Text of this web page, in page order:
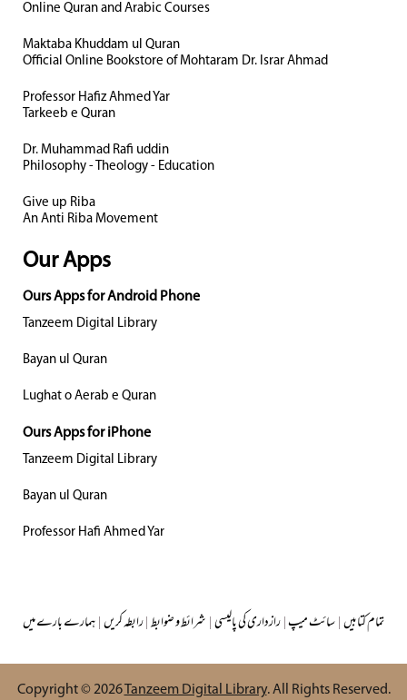
Online Quran and Arabic Courses
Maktaba Khuddam ul Quran
Official Online Bookstore of Mohtaram Dr. Israr Ahmad
Professor Hafiz Ahmed Yar
Tarkeeb e Quran
Dr. Muhammad Rafi uddin
Philosophy - Theology - Education
Give up Riba
An Anti Riba Movement
Our Apps
Ours Apps for Android Phone
Tanzeem Digital Library
Bayan ul Quran
Lughat o Aerab e Quran
Ours Apps for iPhone
Tanzeem Digital Library
Bayan ul Quran
Professor Hafi Ahmed Yar
ہمارے بارے میں|رابطہ کریں|شرائط و ضوابط|رازداری کی پالیسی|سائٹ میپ|تمام کتابیں
Copyright © 2026Tanzeem Digital Library. All Rights Reserved.